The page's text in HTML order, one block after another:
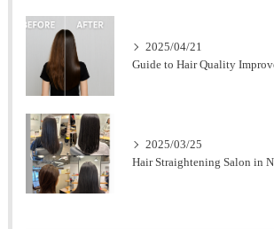
2025/04/21
2025/03/25